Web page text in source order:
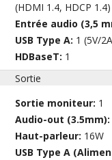
(HDMI 1.4, HDCP 1.4)
Entrée audio (3,5
USB Type A: 1 (5V/
HDBaseT: 1
Sortie
Sortie moniteur: 1
Audio-out (3.5mm):
Haut-parleur: 16W
USB Type A